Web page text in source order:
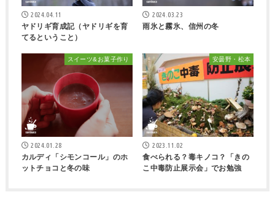
2024.04.11
ヤドリギ育成記（ヤドリギを育
てるということ）
2024.03.23
雨氷と霧氷、信州の冬
スイーツ&お菓子作り
2024.01.28
カルディ「シモンコール」のホ
ットチョコと冬の味
安曇野・松本
2023.11.02
食べられる？毒キノコ？「きの
こ中毒防止展示会」でお勉強